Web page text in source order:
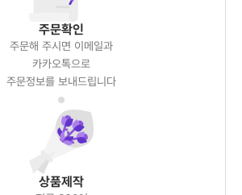
주문확인
주문해 주시면 이메일과
카카오톡으로
주문정보를 보내드립니다
상품제작